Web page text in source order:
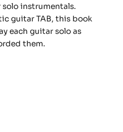
solo instrumentals.
guitar TAB, this book
each guitar solo as
them.